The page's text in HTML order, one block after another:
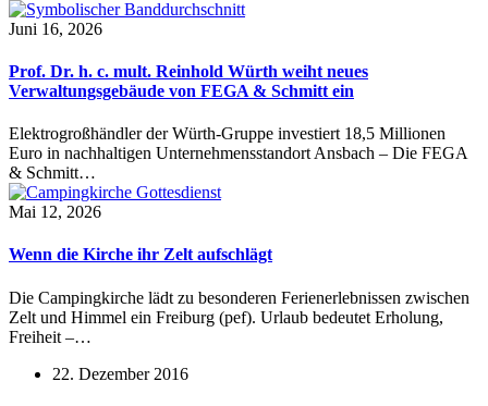
Juni 16, 2026
Prof. Dr. h. c. mult. Reinhold Würth weiht neues
Verwaltungsgebäude von FEGA & Schmitt ein
Elektrogroßhändler der Würth-Gruppe investiert 18,5 Millionen
Euro in nachhaltigen Unternehmensstandort Ansbach – Die FEGA
& Schmitt…
Mai 12, 2026
Wenn die Kirche ihr Zelt aufschlägt
Die Campingkirche lädt zu besonderen Ferienerlebnissen zwischen
Zelt und Himmel ein Freiburg (pef). Urlaub bedeutet Erholung,
Freiheit –…
22. Dezember 2016